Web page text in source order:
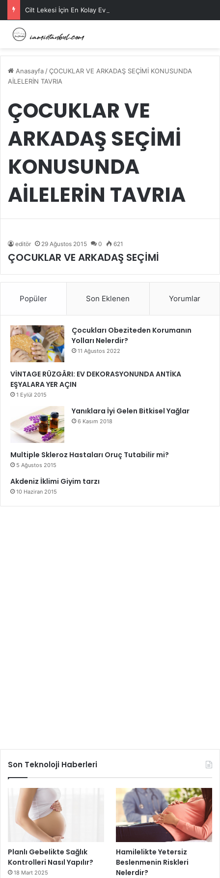
Cilt Lekesi İçin En Kolay Ev Maskeleri Nelerdir?
Anasayfa /ÇOCUKLAR VE ARKADAŞ SEÇİMİ KONUSUNDA
AİLELERİN TAVRIA
ÇOCUKLAR VE
ARKADAŞ SEÇİMİ
KONUSUNDA
AİLELERİN TAVRIA
editör 29 Ağustos 2015 0 621
ÇOCUKLAR VE ARKADAŞ SEÇİMİ
Popüler Son Eklenen Yorumlar
Çocukları Obeziteden Korumanın
Yolları Nelerdir?
11 Ağustos 2022
VİNTAGE RÜZGÂRI: EV DEKORASYONUNDA ANTİKA
EŞYALARA YER AÇIN
1 Eylül 2015
Yanıklara İyi Gelen Bitkisel Yağlar
6 Kasım 2018
Multiple Skleroz Hastaları Oruç Tutabilir mi?
5 Ağustos 2015
Akdeniz İklimi Giyim tarzı
10 Haziran 2015
Son Teknoloji Haberleri
Planlı Gebelikte Sağlık
Kontrolleri Nasıl Yapılır?
18 Mart 2025
Hamilelikte Yetersiz
Beslenmenin Riskleri
Nelerdir?